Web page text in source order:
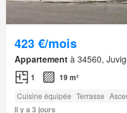
423 €/mois
Appartement à 34560,
1 19 m²
Cuisine équipée Terrasse
Il y a 3 jours